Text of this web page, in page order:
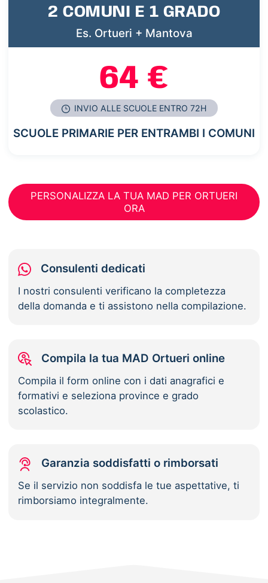
2 COMUNI E 1 GRADO
Es. Ortueri + Mantova
64 €
INVIO ALLE SCUOLE ENTRO 72H
SCUOLE PRIMARIE PER ENTRAMBI I COMUNI
PERSONALIZZA LA TUA MAD PER ORTUERI
ORA
Consulenti dedicati
I nostri consulenti verificano la completezza
della domanda e ti assistono nella compilazione.
Compila la tua MAD Ortueri online
Compila il form online con i dati anagrafici e
formativi e seleziona province e grado
scolastico.
Garanzia soddisfatti o rimborsati
Se il servizio non soddisfa le tue aspettative, ti
rimborsiamo integralmente.